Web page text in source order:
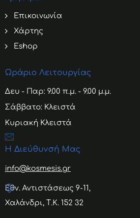
Επικοινωνία
Χάρτης
Eshop
Ωράριο Λειτουργίας
Δευ - Παρ: 9.00 π.μ. - 9.00 μ.μ.
Σάββατο: Κλειστά
Κυριακή Κλειστά
Η Διεύθυνσή Μας
Εθν. Αντιστάσεως 9-11,
Χαλάνδρι, Τ.Κ. 152 32
info@kosmesis.gr